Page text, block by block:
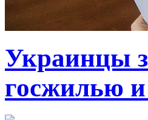
Украинцы
госжилью